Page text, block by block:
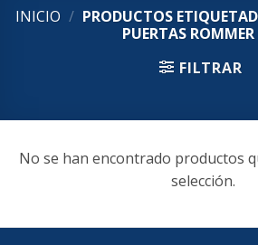
INICIO / PRODUCTOS
PUERTAS ROMMER
FILTRAR
No se han encontrado productos
selección.